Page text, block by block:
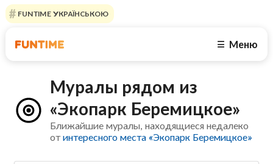
FUNTIME УКРАЇНСЬКОЮ
☰ Меню
Муралы рядом из
«Экопарк Беремицкое»
Ближайшие муралы, находящиеся недалеко
отинтересного места «Экопарк Беремицкое»